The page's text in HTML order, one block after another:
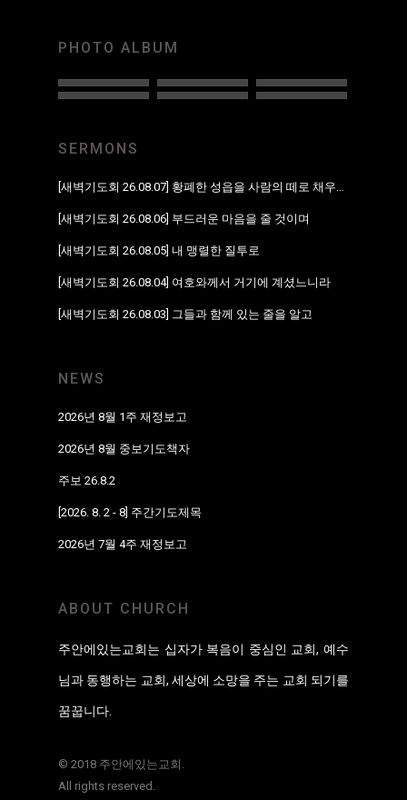
PHOTO ALBUM
SERMONS
[새벽기도회 26.08.07] 황폐한 성읍을 사람의 떼로 채우리라
[새벽기도회 26.08.06] 부드러운 마음을 줄 것이며
[새벽기도회 26.08.05] 내 맹렬한 질투로
[새벽기도회 26.08.04] 여호와께서 거기에 계셨느니라
[새벽기도회 26.08.03] 그들과 함께 있는 줄을 알고
NEWS
2026년 8월 1주 재정보고
2026년 8월 중보기도책자
주보 26.8.2
[2026. 8. 2 - 8] 주간기도제목
2026년 7월 4주 재정보고
ABOUT CHURCH
주안에있는교회는 십자가 복음이 중심인 교회, 예수
님과 동행하는 교회, 세상에 소망을 주는 교회 되기를
꿈꿉니다.
© 2018 주안에있는교회.
All rights reserved.